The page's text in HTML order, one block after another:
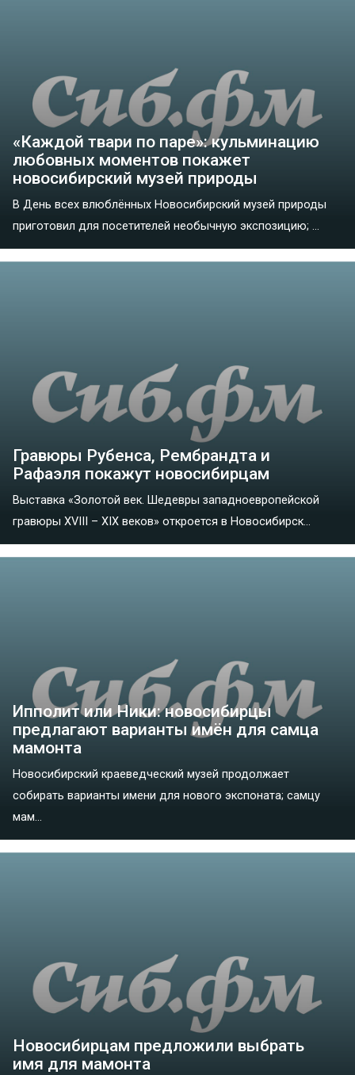
«Каждой твари по паре»: кульминацию
любовных моментов покажет
новосибирский музей природы
В День всех влюблённых Новосибирский музей природы
приготовил для посетителей необычную экспозицию; ...
Гравюры Рубенса, Рембрандта и
Рафаэля покажут новосибирцам
Выставка «Золотой век. Шедевры западноевропейской
гравюры XVIII – XIX веков» откроется в Новосибирск...
Ипполит или Ники: новосибирцы
предлагают варианты имён для самца
мамонта
Новосибирский краеведческий музей продолжает
собирать варианты имени для нового экспоната; самцу
мам...
Новосибирцам предложили выбрать
имя для мамонта